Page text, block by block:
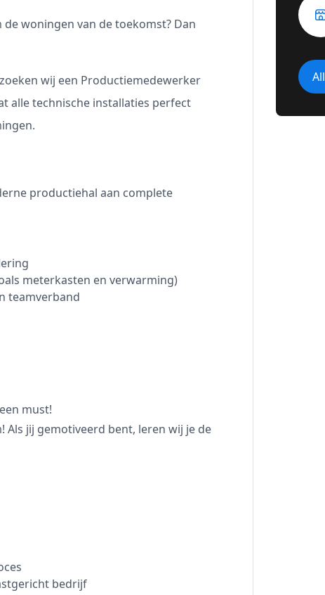
woningen van de toekomst? Dan
wij een Productiemedewerker
alle technische installaties perfect
productiehal aan complete
meterkasten en verwarming)
teamverband
must!
Als jij gemotiveerd bent, leren wij je de
bedrijf